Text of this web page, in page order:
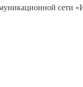
сети